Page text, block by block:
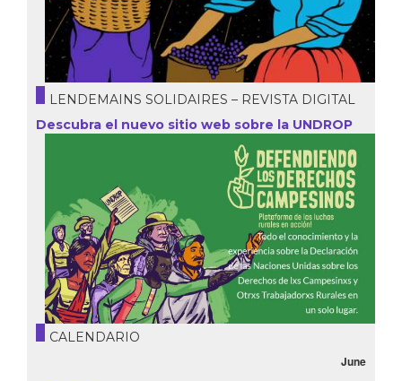
LENDEMAINS SOLIDAIRES – REVISTA DIGITAL
Descubra el nuevo sitio web sobre la UNDROP
CALENDARIO
June